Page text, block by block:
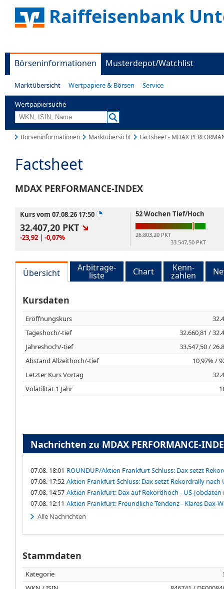
Raiffeisenbank
Börseninformationen Musterdepot/Watchlist
Marktübersicht Wertpapiere & Börsen Service
Wertpapiersuche
Börseninformationen Marktübersicht Factsheet - MDAX
Factsheet
MDAX PERFORMANCE-INDEX
Kurs vom 07.08.26 17:50
32.407,20 PKT
-23,92 | -0,07%
52 Wochen Tief/Hoch
26.803,20 PKT
33.547,50 PKT
Übersicht Arbitrage-
liste Chart Kenn-
zahlen
Kursdaten
Eröffnungskurs
Tageshoch/-tief
32.660,81 /
Jahreshoch/-tief
33.547,50 /
Abstand Allzeithoch/-tief
10,97% /
Letzter Kurs Vortag
Volatilität 1 Jahr
Nachrichten zu MDAX PERFORMANCE-
07.08. 18:01 ROUNDUP/Aktien Frankfurt Schluss: Dax setzt
07.08. 17:52 Aktien Frankfurt Schluss: Dax setzt Rekordrally nach
07.08. 14:57 Aktien Frankfurt: Dax auf Rekordhoch - US-
07.08. 12:11 Aktien Frankfurt: Freundliche Tendenz - Klares Dax-
Alle Nachrichten
Stammdaten
Kategorie